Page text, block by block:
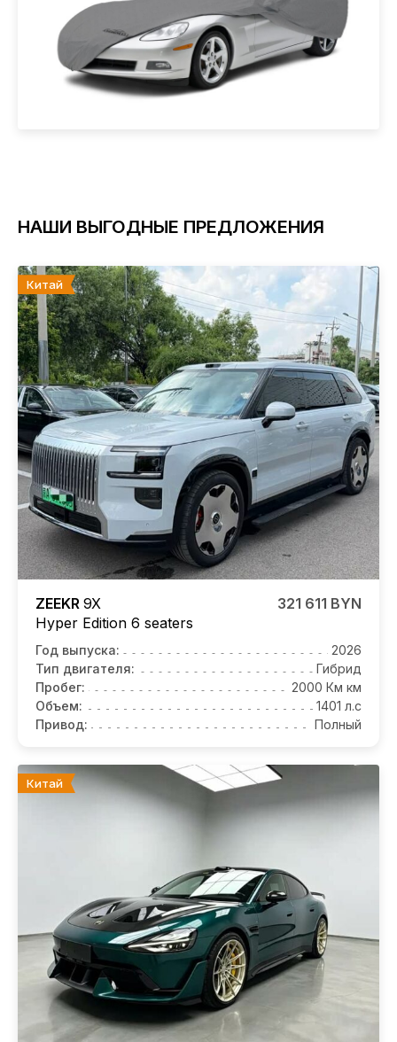
НАШИ ВЫГОДНЫЕ ПРЕДЛОЖЕНИЯ
Китай
ZEEKR 9X
Hyper Edition 6 seaters
321 611 BYN
Год выпуска:
2026
Тип двигателя:
Гибрид
Пробег:
2000 Км км
Объем:
1401 л.с
Привод:
Полный
Китай